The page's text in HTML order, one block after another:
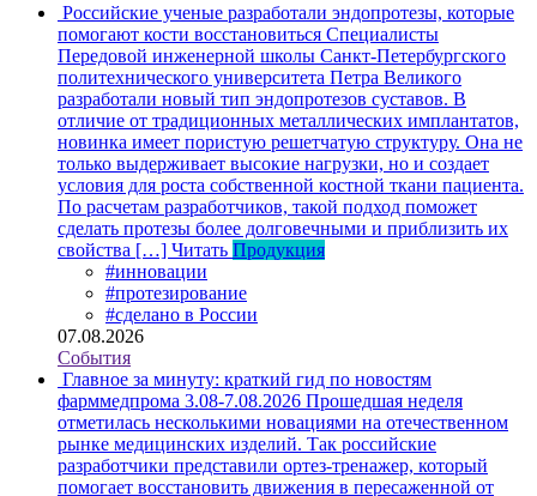
Российские ученые разработали эндопротезы, которые
помогают кости восстановиться Специалисты
Передовой инженерной школы Санкт-Петербургского
политехнического университета Петра Великого
разработали новый тип эндопротезов суставов. В
отличие от традиционных металлических имплантатов,
новинка имеет пористую решетчатую структуру. Она не
только выдерживает высокие нагрузки, но и создает
условия для роста собственной костной ткани пациента.
По расчетам разработчиков, такой подход поможет
сделать протезы более долговечными и приблизить их
свойства […] Читать Продукция
#инновации
#протезирование
#сделано в России
07.08.2026
События
Главное за минуту: краткий гид по новостям
фарммедпрома 3.08-7.08.2026 Прошедшая неделя
отметилась несколькими новациями на отечественном
рынке медицинских изделий. Так российские
разработчики представили ортез-тренажер, который
помогает восстановить движения в пересаженной от